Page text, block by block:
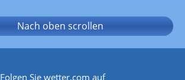
Nach oben scrollen
Folgen Sie wetter.com auf